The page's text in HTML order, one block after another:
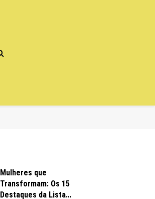
Mulheres que
Transformam: Os 15
Destaques da Lista